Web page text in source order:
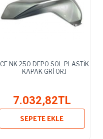
CF NK 250 DEPO SOL PLASTİK
KAPAK GRİ ORJ
7.032,82TL
SEPETE EKLE